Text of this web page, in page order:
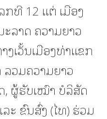
ກທີ 12 ແຕ່ ເມືອງ
ລາດ ຄວາມຍາວ
ງເວັ້ນເມືອງທ່າແຂກ
ລວມຄວາມຍາວ
ຜູ້ຮັບເໝົາ ບໍລິສັດ
ະ ຂົນສົ່ງ (ໄທ) ຮ່ວມ